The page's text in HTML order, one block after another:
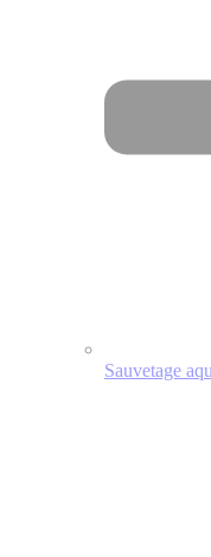
Sauvetage